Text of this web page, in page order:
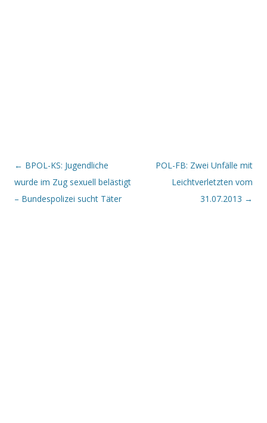
Beitrags-Navigation
← BPOL-KS: Jugendliche
wurde im Zug sexuell belästigt
– Bundespolizei sucht Täter
POL-FB: Zwei Unfälle mit
Leichtverletzten vom
31.07.2013 →